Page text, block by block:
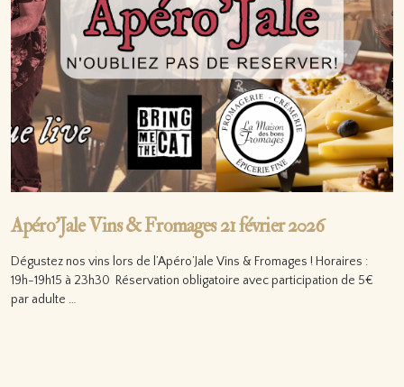
Apéro’Jale Vins & Fromages 21 février 2026
Dégustez nos vins lors de l’Apéro’Jale Vins & Fromages ! Horaires :
19h-19h15 à 23h30 Réservation obligatoire avec participation de 5€
par adulte …